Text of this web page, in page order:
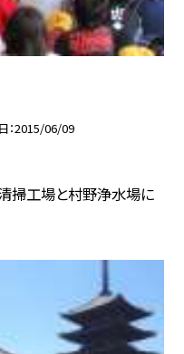
2015/06/09
清掃工場と村野浄水場に